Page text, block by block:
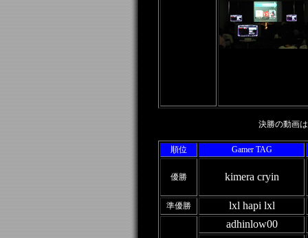
決勝の動画
順位 Gamer TAG
優勝 kimera cryin
準優勝 lxl hapi lxl
adhinlow00